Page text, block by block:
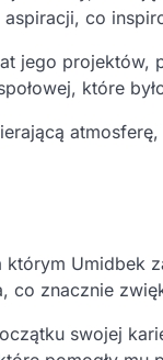
co
jego projektów,
które
Umidbek
znacznie
swojej